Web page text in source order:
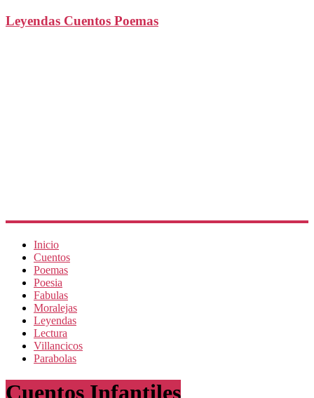
Leyendas Cuentos Poemas
Inicio
Cuentos
Poemas
Poesia
Fabulas
Moralejas
Leyendas
Lectura
Villancicos
Parabolas
Cuentos Infantiles